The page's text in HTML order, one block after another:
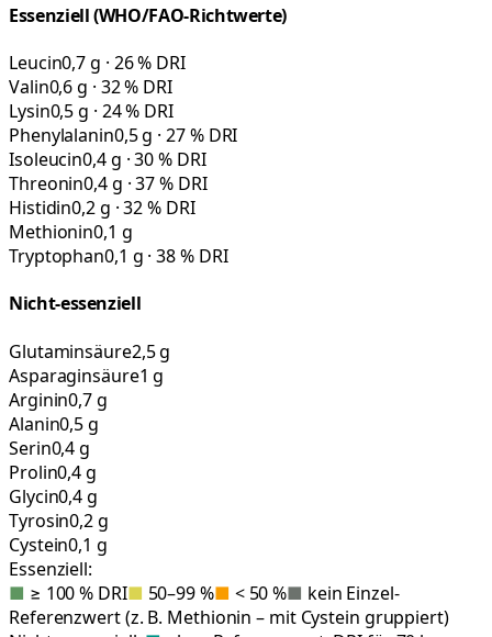
Essenziell (WHO/FAO-Richtwerte)
Leucin0,7 g · 26 % DRI
Valin0,6 g · 32 % DRI
Lysin0,5 g · 24 % DRI
Phenylalanin0,5 g · 27 % DRI
Isoleucin0,4 g · 30 % DRI
Threonin0,4 g · 37 % DRI
Histidin0,2 g · 32 % DRI
Methionin0,1 g
Tryptophan0,1 g · 38 % DRI
Nicht-essenziell
Glutaminsäure2,5 g
Asparaginsäure1 g
Arginin0,7 g
Alanin0,5 g
Serin0,4 g
Prolin0,4 g
Glycin0,4 g
Tyrosin0,2 g
Cystein0,1 g
Essenziell:
■ ≥ 100 % DRI■ 50–99 %■ < 50 %■ kein Einzel-
Referenzwert (z. B. Methionin – mit Cystein gruppiert)